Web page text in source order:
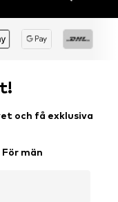
och få exklusiva
För män